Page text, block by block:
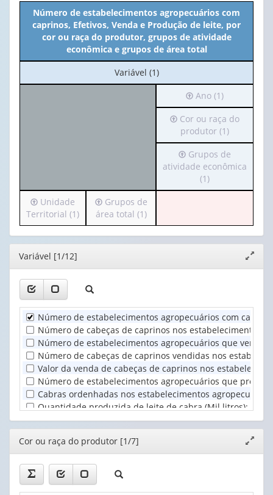
Número de estabelecimentos agropecuários com
caprinos, Efetivos, Venda e Produção de leite, por
cor ou raça do produtor, grupos de atividade
econômica e grupos de área total
No
cabeçalho:
Variável (1)
Irá
para
o
cabeçalho
(possui
apenas
1
valor):
Ano (1)
Irá
para
o
cabeçalho
(possui
1
Cor
Cor ou raça do
produtor (1)
Irá
para
cabeçalho
1
valor):
Grupos de
atividade econômica
(1)
Irá
para
o
cabeçalho
(possui
apenas
valor):
Unidade
Territorial
(1)
Unidade
Territorial (1)
Irá
para
o
cabeçalho
Grupos
de
área
total
(1)
Grupos de
área total (1)
Editor
janela
Variável [1/12]
Número de estabelecimentos agropecuários com
Número de cabeças de caprinos nos estabelecimentos
Número de estabelecimentos agropecuários que
Número de cabeças de caprinos vendidas nos
Valor da venda de cabeças de caprinos nos
Número de estabelecimentos agropecuários que
Cabras ordenhadas nos estabelecimentos agropecuários
Quantidade produzida de leite de cabra (Mil litros):
Valor da produção de leite de cabra (Mil Reais): 0de3
Número de estabelecimentos agropecuários que
Quantidade vendida de leite de cabra (Mil litros)
0
Valor da venda de leite de cabra (Mil Reais): 0de3
Editor
janela
Cor ou raça do produtor [1/7]